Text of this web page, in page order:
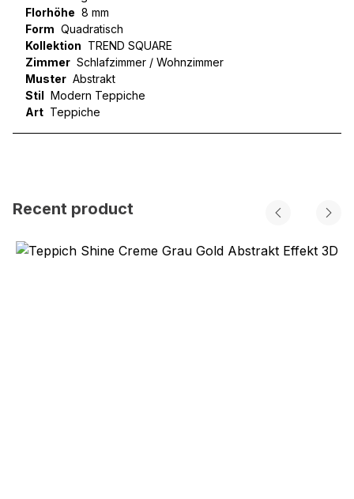
Florhöhe 8 mm
Form Quadratisch
Kollektion TREND SQUARE
Zimmer Schlafzimmer / Wohnzimmer
Muster Abstrakt
Stil Modern Teppiche
Art Teppiche
Recent product